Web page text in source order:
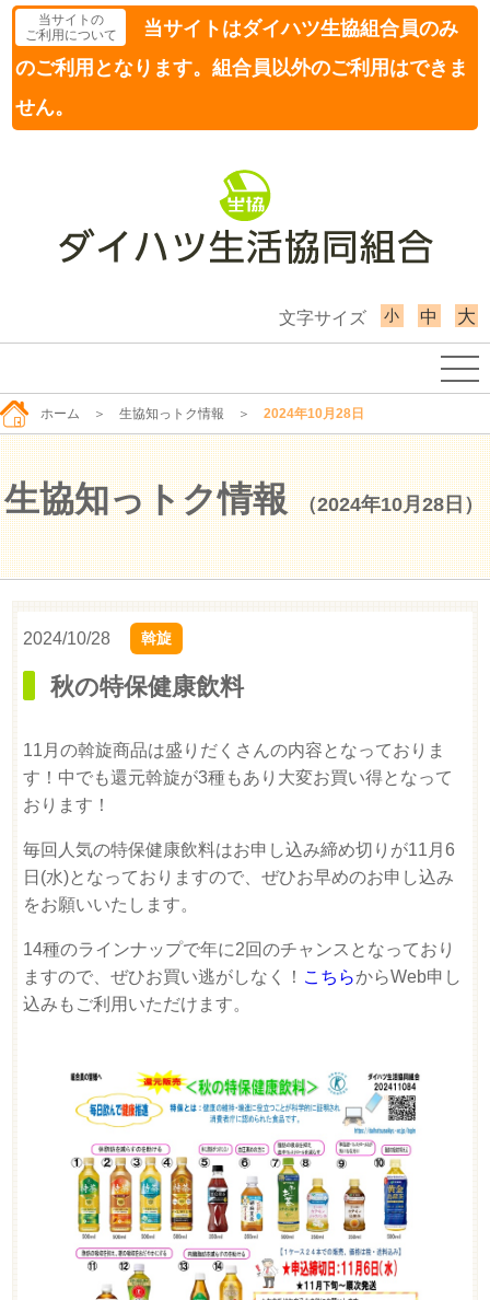
当サイトの
ご利用について
当サイトはダイハツ生協組合員のみ
のご利用となります。組合員以外のご利用はできま
せん。
文字サイズ 小 中 大
ホーム ＞ 生協知っトク情報 ＞ 2024年10月28日
生協知っトク情報 （2024年10月28日）
2024/10/28 斡旋
秋の特保健康飲料
11月の斡旋商品は盛りだくさんの内容となっておりま
す！中でも還元斡旋が3種もあり大変お買い得となって
おります！
毎回人気の特保健康飲料はお申し込み締め切りが11月6
日(水)となっておりますので、ぜひお早めのお申し込み
をお願いいたします。
14種のラインナップで年に2回のチャンスとなっており
ますので、ぜひお買い逃がしなく！ こちらからWeb申し
込みもご利用いただけます。